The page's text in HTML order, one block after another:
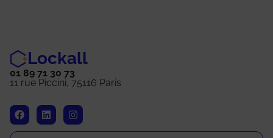
Lockall
01 89 71 30 73
11 rue Piccini, 75116 Paris